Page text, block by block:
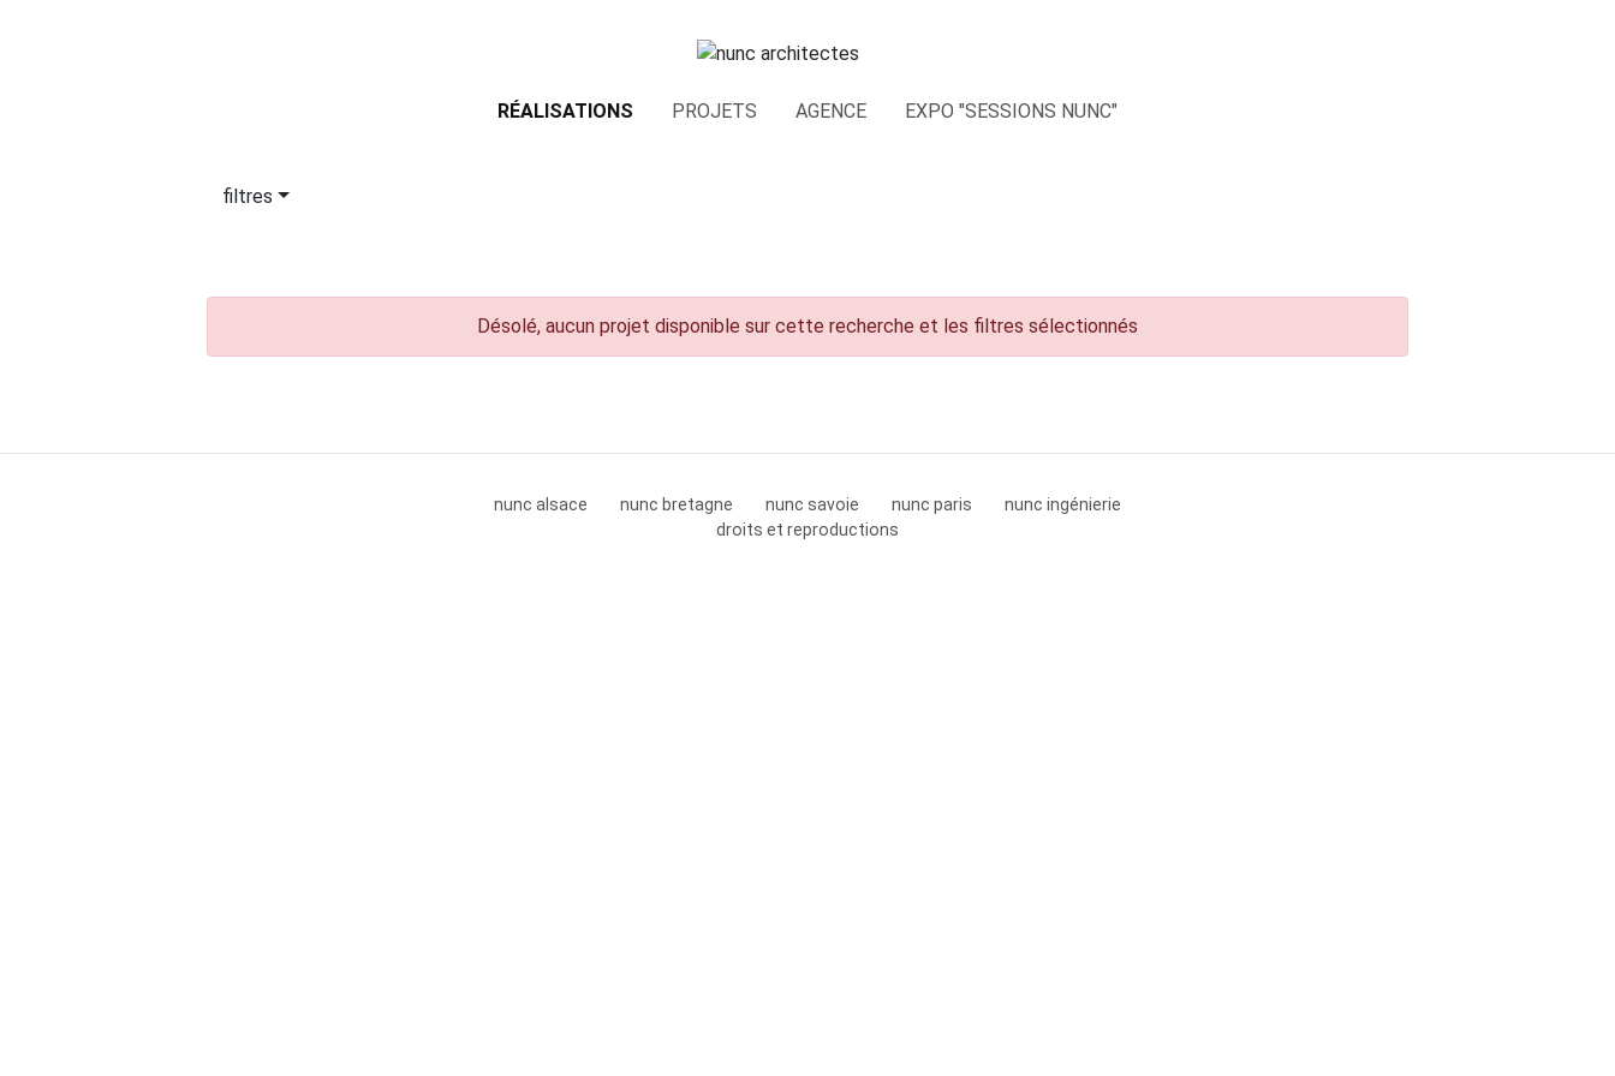
RÉALISATIONS PROJETS AGENCE EXPO "SESSIONS NUNC"
filtres
Désolé, aucun projet disponible sur cette recherche et les filtres sélectionnés
nunc alsace nunc bretagne nunc savoie nunc paris
nunc ingénierie
droits et reproductions